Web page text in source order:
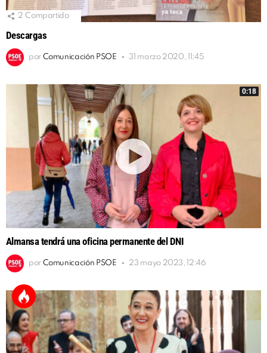
2 Compartido
Descargas
por Comunicación PSOE 31 marzo 2020, 11:45
0:18
Almansa tendrá una oficina permanente del DNI
por Comunicación PSOE 23 mayo 2023, 12:46